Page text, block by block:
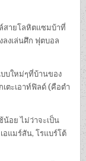
สายโลหิตแซมบ้าที่
ลงเล่นศึก ฟุตบอล
บใหม่ๆที่บ้านของ
ตะเอาท์ฟิลด์ (คือตำ
อย ไม่ว่าจะเป็น
อแมร์สัน, โรแบร์โต้